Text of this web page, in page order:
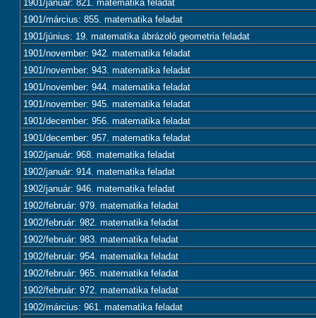
1901/január: 821. matematika feladat
1901/március: 855. matematika feladat
1901/június: 19. matematika ábrázoló geometria feladat
1901/november: 942. matematika feladat
1901/november: 943. matematika feladat
1901/november: 944. matematika feladat
1901/november: 945. matematika feladat
1901/december: 956. matematika feladat
1901/december: 957. matematika feladat
1902/január: 968. matematika feladat
1902/január: 914. matematika feladat
1902/január: 946. matematika feladat
1902/február: 979. matematika feladat
1902/február: 982. matematika feladat
1902/február: 983. matematika feladat
1902/február: 954. matematika feladat
1902/február: 965. matematika feladat
1902/február: 972. matematika feladat
1902/március: 961. matematika feladat